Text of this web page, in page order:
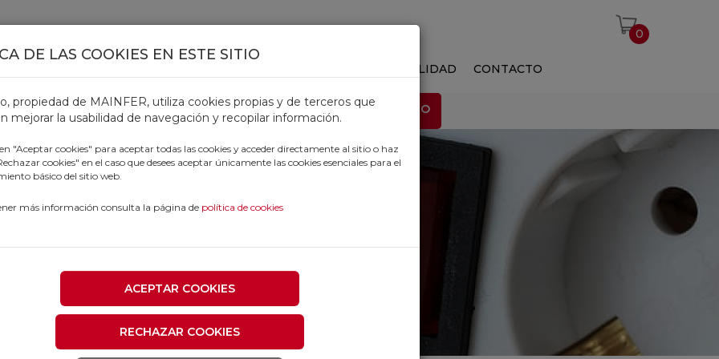
0
ACTUALIDAD CONTACTO
EMPLEO
DE LAS COOKIES EN ESTE SITIO
propiedad de MAINFER, utiliza cookies propias y de terceros que
mejorar la usabilidad de navegación y recopilar información.
"Aceptar cookies" para aceptar todas las cookies y acceder directamente al sitio o haz
cookies" en el caso que desees aceptar únicamente las cookies esenciales para el
básico del sitio web.
más información consulta la página de política de cookies
ACEPTAR COOKIES
RECHAZAR COOKIES